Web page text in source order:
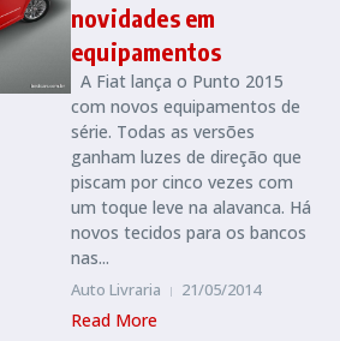
novidades em
equipamentos
A Fiat lança o Punto 2015
com novos equipamentos de
série. Todas as versões
ganham luzes de direção que
piscam por cinco vezes com
um toque leve na alavanca. Há
novos tecidos para os bancos
nas...
Auto Livraria 21/05/2014
Read More